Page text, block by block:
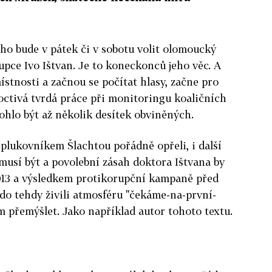
bude v pátek či v sobotu volit olomoucký
Ivo Ištvan. Je to koneckonců jeho věc. A
a začnou se počítat hlasy, začne pro
tvrdá práce při monitoringu koaličních
být až několik desítek obviněných.
Šlachtou pořádně opřeli, i další
být a povolební zásah doktora Ištvana by
a výsledkem protikorupční kampaně před
tehdy živili atmosféru "čekáme-na-první-
přemýšlet. Jako například autor tohoto textu.